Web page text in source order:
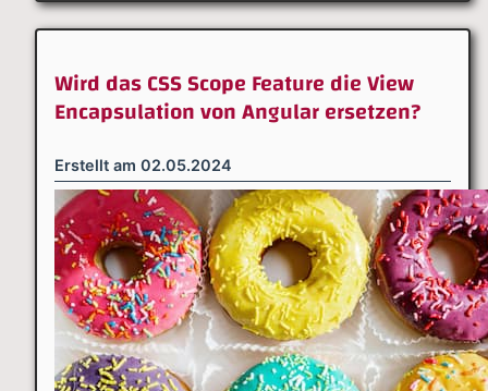
Wird das CSS Scope Feature die View
Encapsulation von Angular ersetzen?
Erstellt am 02.05.2024